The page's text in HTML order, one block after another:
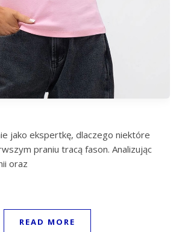
jako ekspertkę, dlaczego niektóre
praniu tracą fason. Analizując
oraz
READ MORE